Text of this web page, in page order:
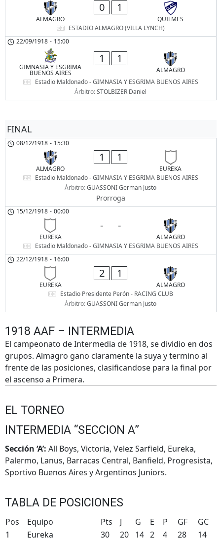
ALMAGRO
0 1
QUILMES
ESTADIO ALMAGRO (VILLA LYNCH)
22/09/1918 - 15:00
GIMNASIA Y ESGRIMA
BUENOS AIRES
1 1
ALMAGRO
Estadio Maldonado - GIMNASIA Y ESGRIMA BUENOS AIRES
Árbitro:STOLBIZER Daniel
FINAL
08/12/1918 - 15:30
ALMAGRO
1 1
EUREKA
Estadio Maldonado - GIMNASIA Y ESGRIMA BUENOS AIRES
Árbitro:GUASSONI German Justo
Prorroga
15/12/1918 - 00:00
EUREKA
- -
ALMAGRO
Estadio Maldonado - GIMNASIA Y ESGRIMA BUENOS AIRES
22/12/1918 - 16:00
EUREKA
2 1
ALMAGRO
Estadio Presidente Perón - RACING CLUB
Árbitro:GUASSONI German Justo
1918 AAF – INTERMEDIA
El campeonato de Intermedia de 1918, se dividio en dos
grupos. Almagro gano claramente la suya y termino al
frente de las posiciones, clasificandose para la final por
el ascenso a Primera.
EL TORNEO
INTERMEDIA “SECCION A”
Sección ‘A’: All Boys, Victoria, Velez Sarfield, Eureka,
Palermo, Lanus, Barracas Central, Banfield, Progresista,
Sportivo Buenos Aires y Argentinos Juniors.
TABLA DE POSICIONES
Pos Equipo Pts J G E P GF
GC
1
Eureka 30 20 14 2 4 28
14